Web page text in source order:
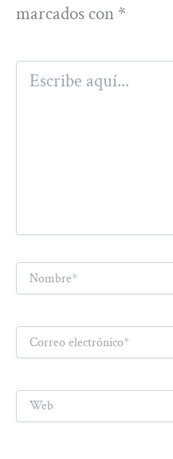
marcados con *
Escribe
aquí...
Nombre*
Correo
electrónico*
Web